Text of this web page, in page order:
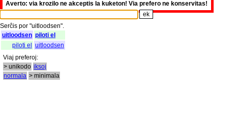
Averto: via krozilo ne akceptis la kuketon! Via prefero ne konservitas!
Serĉis por "uitloodsen".
uitloodsen piloti el
piloti el uitloodsen
Viaj preferoj:
> unikodo iksoj
normala > minimala